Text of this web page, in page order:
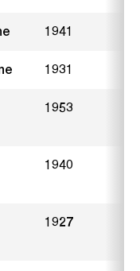
1941
1931
1953
1940
1927